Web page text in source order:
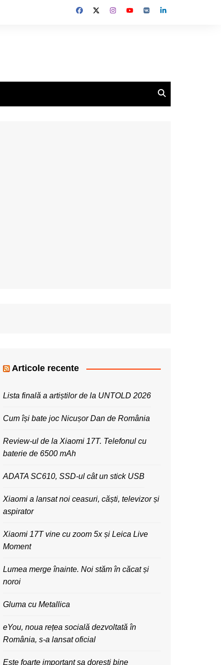
Articole recente
Lista finală a artiștilor de la UNTOLD 2026
Cum își bate joc Nicușor Dan de România
Review-ul de la Xiaomi 17T. Telefonul cu
baterie de 6500 mAh
ADATA SC610, SSD-ul cât un stick USB
Xiaomi a lansat noi ceasuri, căști, televizor și
aspirator
Xiaomi 17T vine cu zoom 5x și Leica Live
Moment
Lumea merge înainte. Noi stăm în căcat și
noroi
Gluma cu Metallica
eYou, noua rețea socială dezvoltată în
România, s-a lansat oficial
Este foarte important sa dorești bine